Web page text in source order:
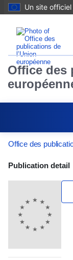
Un site officiel
Office des
Office des
Publication
Publication detail